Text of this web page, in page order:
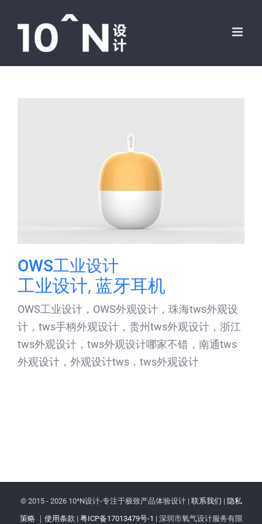
OWS工业设计
工业设计, 蓝牙耳机
OWS工业设计，OWS外观设计，珠海tws外观设
计，tws手柄外观设计，贵州tws外观设计，浙江
tws外观设计，tws外观设计哪家不错，南通tws
外观设计，外观设计tws，tws外观设计
© 2015 - 2026 10^N设计-专注于极致产品体验设计 | 联系我们 | 隐私
策略 ｜ 使用条款 | 粤ICP备17013479号-1 | 深圳市氧气设计服务有限